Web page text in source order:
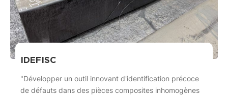
IDEFISC
"Développer un outil innovant d'identification précoce
de défauts dans des pièces composites inhomogènes